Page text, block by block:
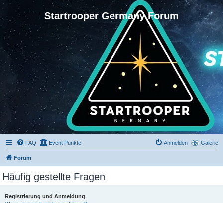
Startrooper Germany Forum
Galerie
FAQ Event Punkte Anmelden
Forum
Häufig gestellte Fragen
Registrierung und Anmeldung